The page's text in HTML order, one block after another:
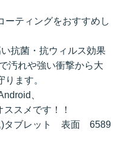
ーティングをおすすめし
抗菌・抗ウィルス効果
汚れや強い衝撃から大
ます。
、
スメです！！
タブレット 表面 6589